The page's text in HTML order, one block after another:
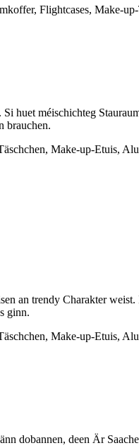
Flightcases, Make-
huet méischichteg
brauchen.
Make-up-Etuis,
an trendy Charakter
ginn.
Make-up-Etuis,
dobannen, deen Är